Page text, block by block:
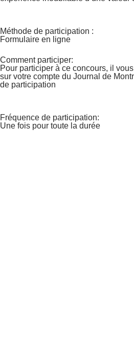
Méthode de participation :
Formulaire en ligne
Comment participer:
Pour participer à ce concours, il
sur votre compte du Journal de
de participation
Fréquence de participation:
Une fois pour toute la durée